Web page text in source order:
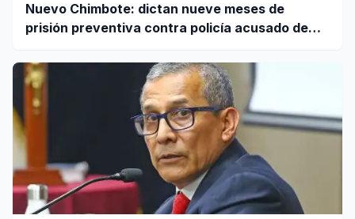
Nuevo Chimbote: dictan nueve meses de
prisión preventiva contra policía acusado de